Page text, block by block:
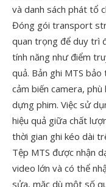
và danh sách phát tổ
Đóng gói transport
quan trọng để duy trì
tính năng như điểm
quả. Bản ghi MTS
cảm biến camera,
dựng phim. Việc sử
hiệu quả giữa chất
thời gian ghi kéo dài
Tệp MTS được nhận
video lớn và có thể
sửa, mặc dù một số